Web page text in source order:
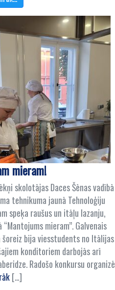
mieram!
skolotājas Daces Šēnas vadībā
tehnikuma jaunā Tehnoloģiju
speķa raušus un itāļu lazanju,
mieram”. Galvenais
bija viesstudents no Itālijas
konditoriem darbojās arī
Radošo konkursu organizē
[…]